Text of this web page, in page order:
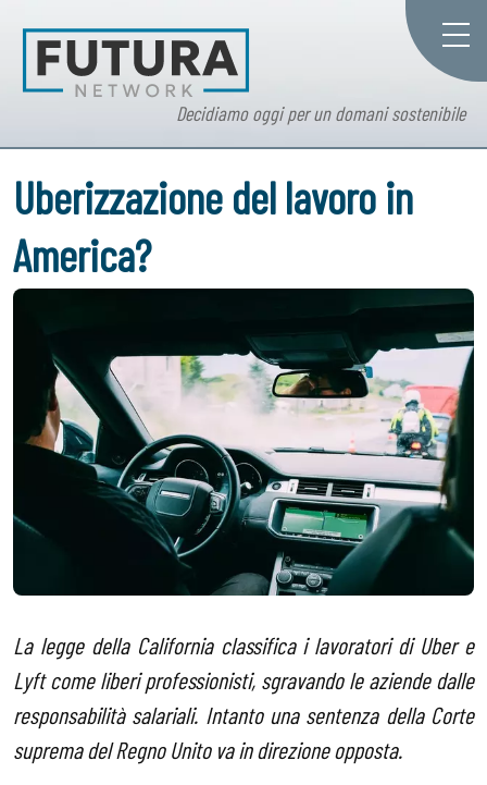
Decidiamo oggi per un domani sostenibile
Uberizzazione del lavoro in
America?
La legge della California classifica i lavoratori di Uber e
Lyft come liberi professionisti, sgravando le aziende dalle
responsabilità salariali. Intanto una sentenza della Corte
suprema del Regno Unito va in direzione opposta.